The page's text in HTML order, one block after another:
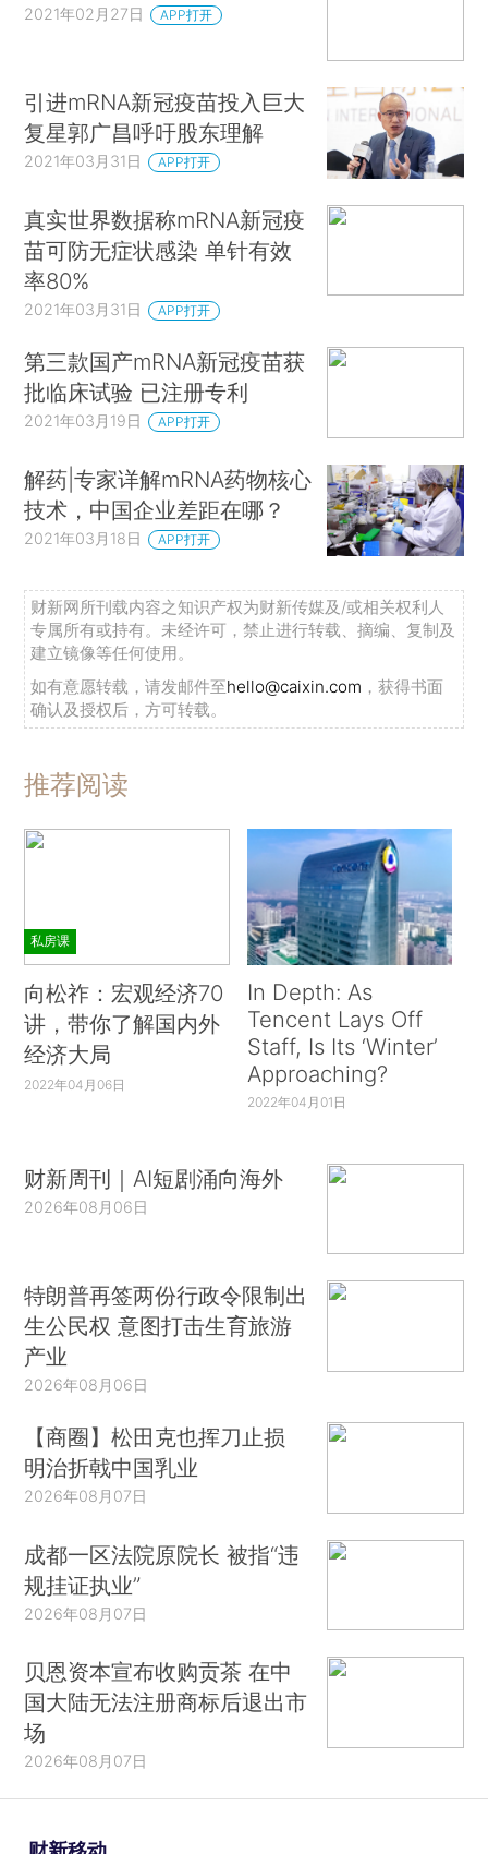
2021年02月27日 APP打开
引进mRNA新冠疫苗投入巨大
复星郭广昌呼吁股东理解
2021年03月31日 APP打开
真实世界数据称mRNA新冠疫
苗可防无症状感染 单针有效
率80%
2021年03月31日 APP打开
第三款国产mRNA新冠疫苗获
批临床试验 已注册专利
2021年03月19日 APP打开
解药|专家详解mRNA药物核心
技术，中国企业差距在哪？
2021年03月18日 APP打开
财新网所刊载内容之知识产权为财新传媒及/或相关权利人
专属所有或持有。未经许可，禁止进行转载、摘编、复制及
建立镜像等任何使用。
如有意愿转载，请发邮件至hello@caixin.com ，获得书面
确认及授权后，方可转载。
推荐阅读
私房课
向松祚：宏观经济70
讲，带你了解国内外
经济大局
2022年04月06日
In Depth: As
Tencent Lays Off
Staff, Is Its ‘Winter’
Approaching?
2022年04月01日
财新周刊｜AI短剧涌向海外
2026年08月06日
特朗普再签两份行政令限制出
生公民权 意图打击生育旅游
产业
2026年08月06日
【商圈】松田克也挥刀止损
明治折戟中国乳业
2026年08月07日
成都一区法院原院长 被指“违
规挂证执业”
2026年08月07日
贝恩资本宣布收购贡茶 在中
国大陆无法注册商标后退出市
场
2026年08月07日